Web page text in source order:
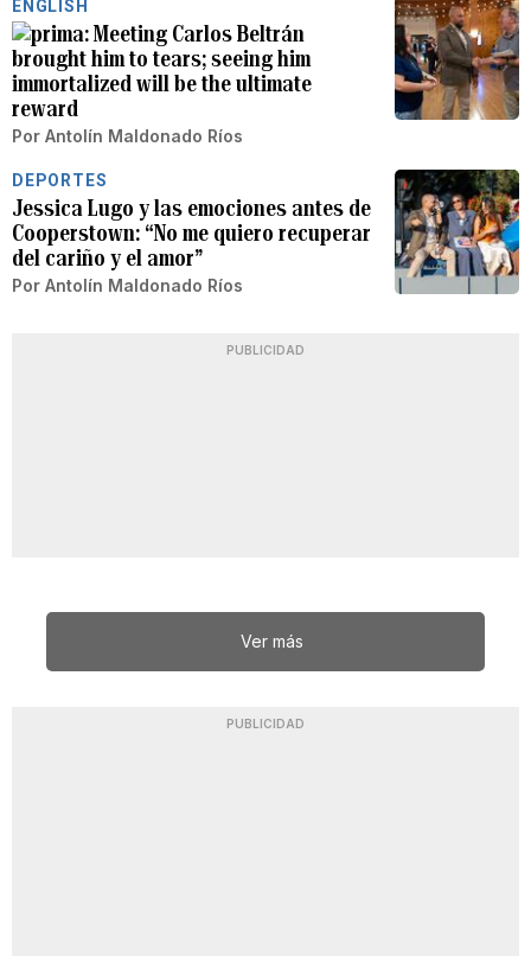
ENGLISH
Meeting Carlos Beltrán
brought him to tears; seeing him
immortalized will be the ultimate
reward
Por Antolín Maldonado Ríos
DEPORTES
Jessica Lugo y las emociones antes de
Cooperstown: “No me quiero recuperar
del cariño y el amor”
Por Antolín Maldonado Ríos
PUBLICIDAD
Ver más
PUBLICIDAD